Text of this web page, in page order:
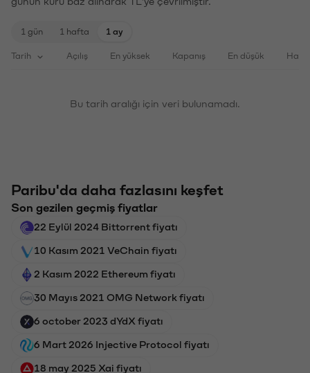
1 gün 1 hafta 1 ay
Tarih Açılış En yüksek Kapanış En düşük
Bu tarih aralığı için veri bulunamadı.
Paribu'da daha fazlasını keşfet
Son gezilen geçmiş fiyatlar
22 Eylül 2024 Bittorrent fiyatı
10 Kasım 2021 VeChain fiyatı
2 Kasım 2022 Ethereum fiyatı
30 Mayıs 2021 OMG Network fiyatı
6 october 2023 dYdX fiyatı
6 Mart 2026 Injective Protocol fiyatı
18 may 2025 Xai fiyatı